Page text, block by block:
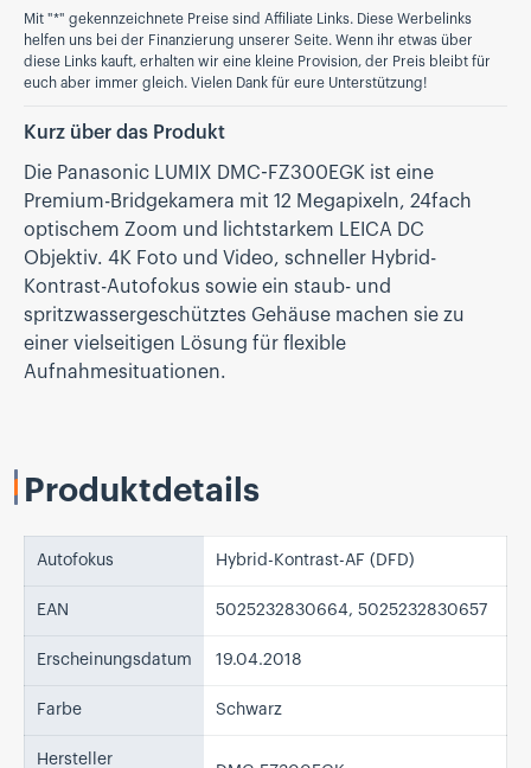
Mit "*" gekennzeichnete Preise sind Affiliate Links. Diese Werbelinks
helfen uns bei der Finanzierung unserer Seite. Wenn ihr etwas über
diese Links kauft, erhalten wir eine kleine Provision, der Preis bleibt für
euch aber immer gleich. Vielen Dank für eure Unterstützung!
Kurz über das Produkt
Die Panasonic LUMIX DMC-FZ300EGK ist eine
Premium-Bridgekamera mit 12 Megapixeln, 24fach
optischem Zoom und lichtstarkem LEICA DC
Objektiv. 4K Foto und Video, schneller Hybrid-
Kontrast-Autofokus sowie ein staub- und
spritzwassergeschütztes Gehäuse machen sie zu
einer vielseitigen Lösung für flexible
Aufnahmesituationen.
Produktdetails
Autofokus Hybrid-Kontrast-AF (DFD)
EAN 5025232830664, 5025232830657
Erscheinungsdatum 19.04.2018
Farbe Schwarz
Hersteller